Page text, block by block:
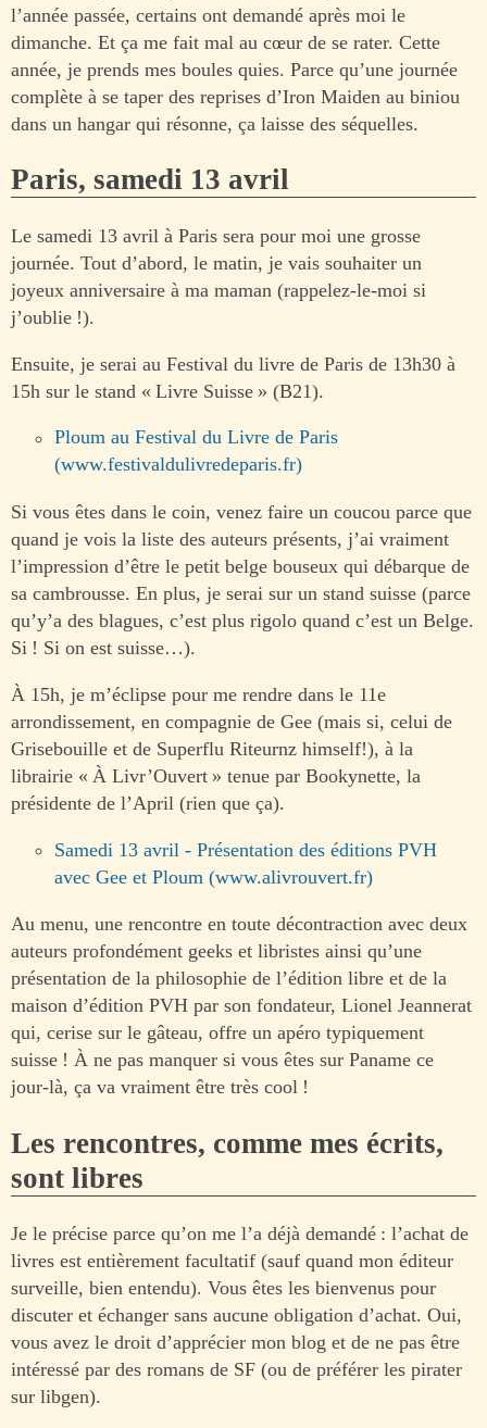
l’année passée, certains ont demandé après moi le
dimanche. Et ça me fait mal au cœur de se rater. Cette
année, je prends mes boules quies. Parce qu’une journée
complète à se taper des reprises d’Iron Maiden au biniou
dans un hangar qui résonne, ça laisse des séquelles.
Paris, samedi 13 avril
Le samedi 13 avril à Paris sera pour moi une grosse
journée. Tout d’abord, le matin, je vais souhaiter un
joyeux anniversaire à ma maman (rappelez-le-moi si
j’oublie !).
Ensuite, je serai au Festival du livre de Paris de 13h30 à
15h sur le stand « Livre Suisse » (B21).
Ploum au Festival du Livre de Paris
(www.festivaldulivredeparis.fr)
Si vous êtes dans le coin, venez faire un coucou parce que
quand je vois la liste des auteurs présents, j’ai vraiment
l’impression d’être le petit belge bouseux qui débarque de
sa cambrousse. En plus, je serai sur un stand suisse (parce
qu’y’a des blagues, c’est plus rigolo quand c’est un Belge.
Si ! Si on est suisse…).
À 15h, je m’éclipse pour me rendre dans le 11e
arrondissement, en compagnie de Gee (mais si, celui de
Grisebouille et de Superflu Riteurnz himself!), à la
librairie « À Livr’Ouvert » tenue par Bookynette, la
présidente de l’April (rien que ça).
Samedi 13 avril - Présentation des éditions PVH
avec Gee et Ploum (www.alivrouvert.fr)
Au menu, une rencontre en toute décontraction avec deux
auteurs profondément geeks et libristes ainsi qu’une
présentation de la philosophie de l’édition libre et de la
maison d’édition PVH par son fondateur, Lionel Jeannerat
qui, cerise sur le gâteau, offre un apéro typiquement
suisse ! À ne pas manquer si vous êtes sur Paname ce
jour-là, ça va vraiment être très cool !
Les rencontres, comme mes écrits,
sont libres
Je le précise parce qu’on me l’a déjà demandé : l’achat de
livres est entièrement facultatif (sauf quand mon éditeur
surveille, bien entendu). Vous êtes les bienvenus pour
discuter et échanger sans aucune obligation d’achat. Oui,
vous avez le droit d’apprécier mon blog et de ne pas être
intéressé par des romans de SF (ou de préférer les pirater
sur libgen).